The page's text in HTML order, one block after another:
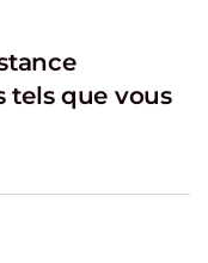
tels que vous